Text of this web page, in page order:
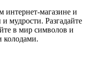
интернет-магазине и
мудрости. Разгадайте
в мир символов и